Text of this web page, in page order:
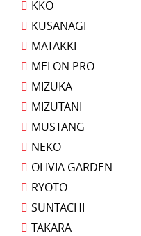
KKO
KUSANAGI
MATAKKI
MELON PRO
MIZUKA
MIZUTANI
MUSTANG
NEKO
OLIVIA GARDEN
RYOTO
SUNTACHI
TAKARA